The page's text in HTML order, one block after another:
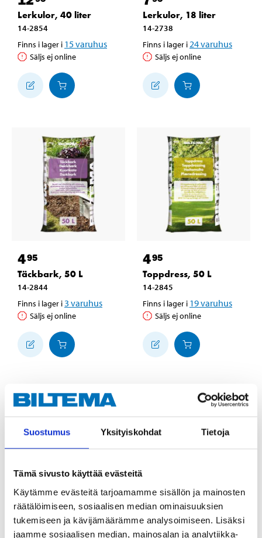
Suostumus Yksityiskohdat Tietoja
Tämä sivusto käyttää evästeitä
Käytämme evästeitä tarjoamamme sisällön ja mainosten
räätälöimiseen, sosiaalisen median ominaisuuksien
tukemiseen ja kävijämäärämme analysoimiseen. Lisäksi
jaamme sosiaalisen median, mainosalan ja analytiikka-
Lerkulor, 40 liter
14-2854
Finns i lager i 15varuhus
Säljs ej online
Lerkulor, 18 liter
14-2738
Finns i lager i 24varuhus
Säljs ej online
495
Täckbark, 50 L
14-2844
Finns i lager i 3 varuhus
Säljs ej online
495
Toppdress, 50 L
14-2845
Finns i lager i 19varuhus
Säljs ej online
4 95
Kogödsel, 50 L
455
Planteringsjord, 50 L